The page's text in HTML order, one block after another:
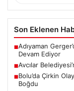
Son Eklenen
■Adıyaman
Devam Ediyor
■Avcılar
■Bolu’da Çirkin
Boğdu